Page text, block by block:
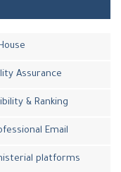
Assurance
& Ranking
Email
platforms